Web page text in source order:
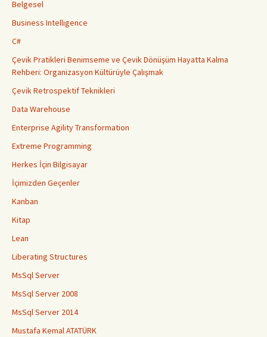
Belgesel
Business Intelligence
C#
Çevik Pratikleri Benimseme ve Çevik Dönüşüm Hayatta Kalma
Rehberi: Organizasyon Kültürüyle Çalışmak
Çevik Retrospektif Teknikleri
Data Warehouse
Enterprise Agility Transformation
Extreme Programming
Herkes İçin Bilgisayar
İçimizden Geçenler
Kanban
Kitap
Lean
Liberating Structures
MsSql Server
MsSql Server 2008
MsSql Server 2014
Mustafa Kemal ATATÜRK